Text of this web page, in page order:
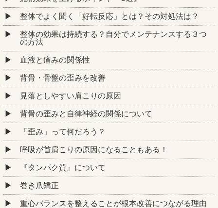
整体でよく聞く「好転反応」とは？その対処法は？
整体の効果は持続する？自分でメンテナンスする３つ
の方法
血液と痛みの関係性
背骨・骨盤の歪みを改善
見落としやすい肩こりの原因
背骨の歪みと自律神経の関係について
「歪み」って何だろう？
呼吸が首肩こりの原因になることもある！
『タンパク質』について
巻き爪矯正
重心バランスを整えることが根本改善につながる理由